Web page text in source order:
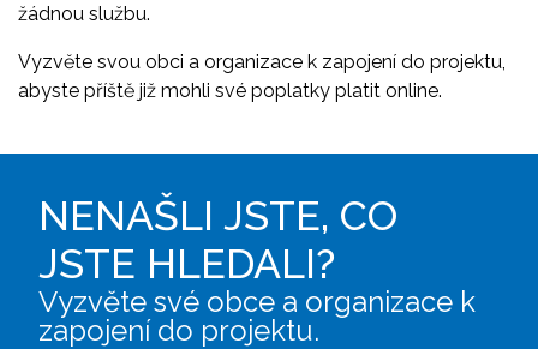
žádnou službu.
Vyzvěte svou obci a organizace k zapojení do projektu,
abyste příště již mohli své poplatky platit online.
NENAŠLI JSTE, CO
JSTE HLEDALI?
Vyzvěte své obce a organizace k
zapojení do projektu.